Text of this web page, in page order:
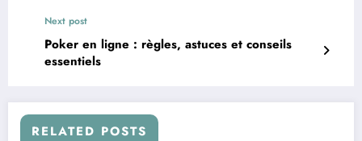
Next post
Poker en ligne : règles, astuces et conseils
essentiels
RELATED POSTS